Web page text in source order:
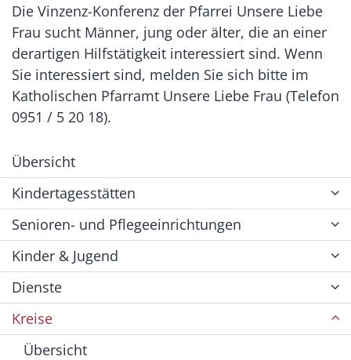
Die Vinzenz-Konferenz der Pfarrei Unsere Liebe
Frau sucht Männer, jung oder älter, die an einer
derartigen Hilfstätigkeit interessiert sind. Wenn
Sie interessiert sind, melden Sie sich bitte im
Katholischen Pfarramt Unsere Liebe Frau (Telefon
0951 / 5 20 18).
Übersicht
Kindertagesstätten
Senioren- und Pflegeeinrichtungen
Kinder & Jugend
Dienste
Kreise
Übersicht